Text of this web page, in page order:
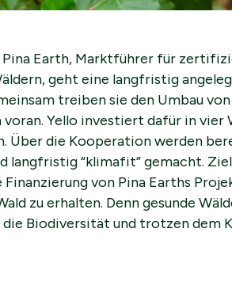
Earth, Marktführer für
geht eine langfristig
treiben sie den Umbau
Yello investiert dafür in vier
Über die Kooperation werden
langfristig “klimafit” gemacht.
von Pina Earths
zu erhalten. Denn gesunde
Biodiversität und trotzen dem